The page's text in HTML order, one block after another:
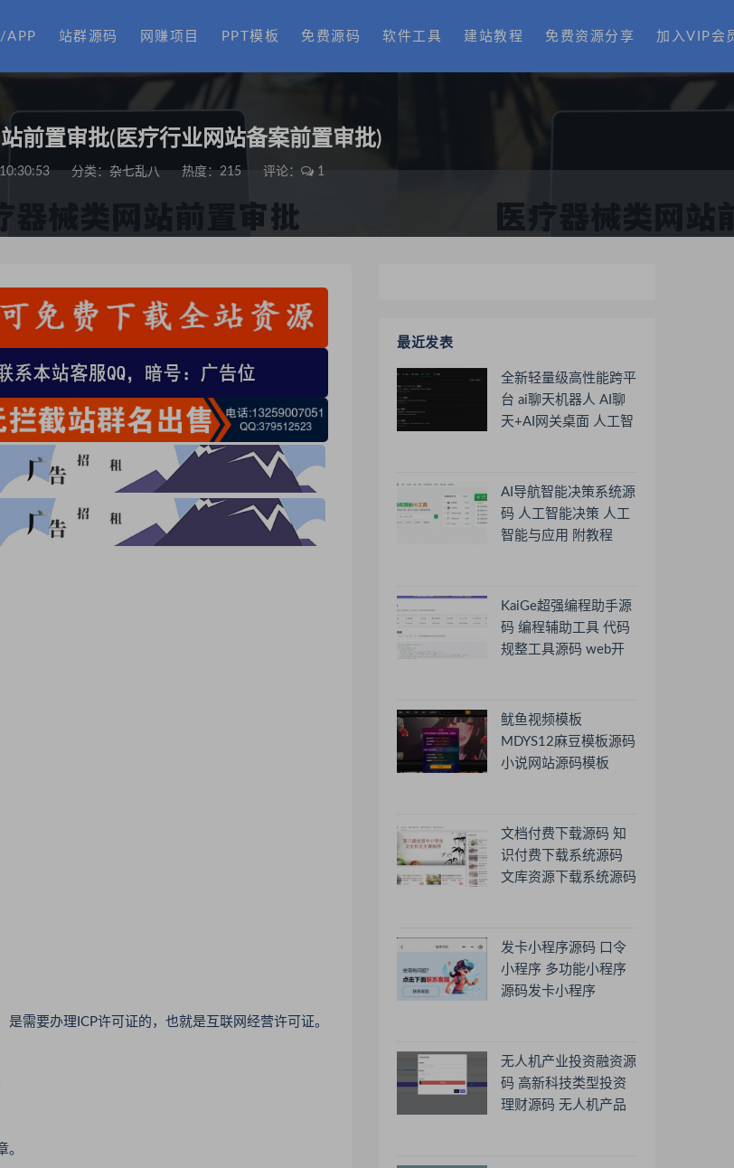
APP 站群源码 网赚项目 PPT模板 免费源码 软件工具 建站教程 免费资源分享 加入VIP会
前置审批(医疗行业网站备案前置审批)
分类： 杂七乱八 热度：215 评论： 1
要办理ICP许可证的，也就是互联网经营许可证。
最近发表
全新轻量级高性能跨平
台 ai聊天机器人 AI聊
天+AI网关桌面 人工智
AI导航智能决策系统源
码 人工智能决策 人工
智能与应用 附教程
KaiGe超强编程助手源
码 编程辅助工具 代码
规整工具源码 web开
鱿鱼视频模板
MDYS12麻豆模板源码
小说网站源码模板
文档付费下载源码 知
识付费下载系统源码
文库资源下载系统源码
发卡小程序源码 口令
小程序 多功能小程序
源码发卡小程序
无人机产业投资融资源
码 高新科技类型投资
理财源码 无人机产品